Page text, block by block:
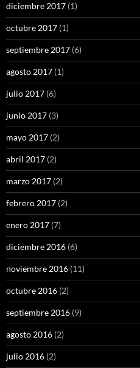
diciembre 2017 (1)
octubre 2017 (1)
septiembre 2017 (6)
agosto 2017 (1)
julio 2017 (6)
junio 2017 (3)
mayo 2017 (2)
abril 2017 (2)
marzo 2017 (2)
febrero 2017 (2)
enero 2017 (7)
diciembre 2016 (6)
noviembre 2016 (11)
octubre 2016 (2)
septiembre 2016 (9)
agosto 2016 (2)
julio 2016 (2)